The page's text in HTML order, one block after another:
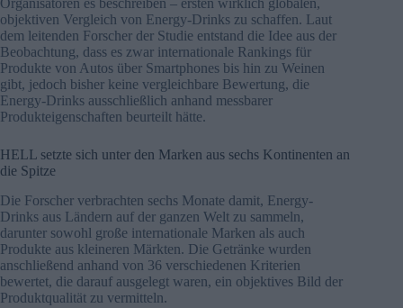
Organisatoren es beschreiben – ersten wirklich globalen,
objektiven Vergleich von Energy-Drinks zu schaffen. Laut
dem leitenden Forscher der Studie entstand die Idee aus der
Beobachtung, dass es zwar internationale Rankings für
Produkte von Autos über Smartphones bis hin zu Weinen
gibt, jedoch bisher keine vergleichbare Bewertung, die
Energy-Drinks ausschließlich anhand messbarer
Produkteigenschaften beurteilt hätte.
HELL setzte sich unter den Marken aus sechs Kontinenten an
die Spitze
Die Forscher verbrachten sechs Monate damit, Energy-
Drinks aus Ländern auf der ganzen Welt zu sammeln,
darunter sowohl große internationale Marken als auch
Produkte aus kleineren Märkten. Die Getränke wurden
anschließend anhand von 36 verschiedenen Kriterien
bewertet, die darauf ausgelegt waren, ein objektives Bild der
Produktqualität zu vermitteln.